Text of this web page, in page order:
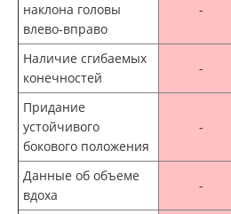
наклона головы
влево-вправо
-
Наличие сгибаемых
конечностей
-
Придание
устойчивого
бокового положения
-
Данные об объеме
вдоха
-